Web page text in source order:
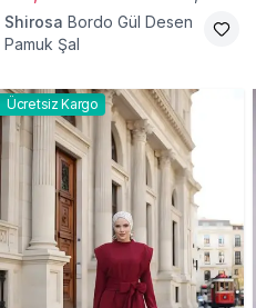
Shirosa Bordo Gül Desen
Pamuk Şal
Ücretsiz Kargo